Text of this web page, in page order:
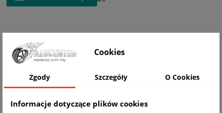
WIZUALIZACJA NA AUCIE
Cookies
Zgody Szczegóły O Cookies
Informacje dotyczące plików cookies